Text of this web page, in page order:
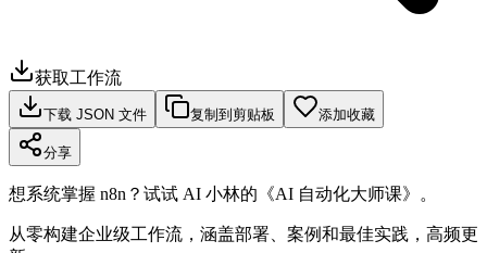
获取工作流
下载 JSON 文件 复制到剪贴板 添加收藏
分享
想系统掌握 n8n？试试 AI 小林的《AI 自动化大师课》。
从零构建企业级工作流，涵盖部署、案例和最佳实践，高频更